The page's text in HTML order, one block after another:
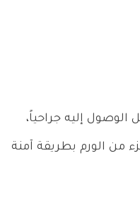
الوصول إليه جراحياً،
من الورم بطريقة آمنة